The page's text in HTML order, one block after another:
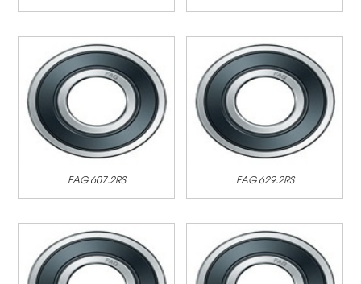
FAG 607.2RS FAG 629.2RS